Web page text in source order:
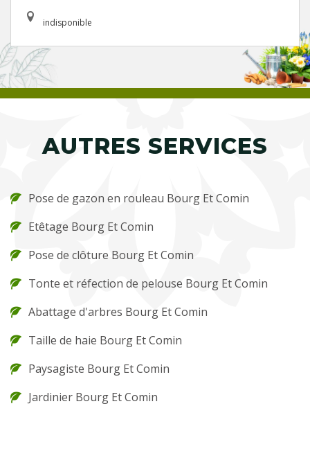
indisponible
AUTRES SERVICES
Pose de gazon en rouleau Bourg Et Comin
Etêtage Bourg Et Comin
Pose de clôture Bourg Et Comin
Tonte et réfection de pelouse Bourg Et Comin
Abattage d'arbres Bourg Et Comin
Taille de haie Bourg Et Comin
Paysagiste Bourg Et Comin
Jardinier Bourg Et Comin